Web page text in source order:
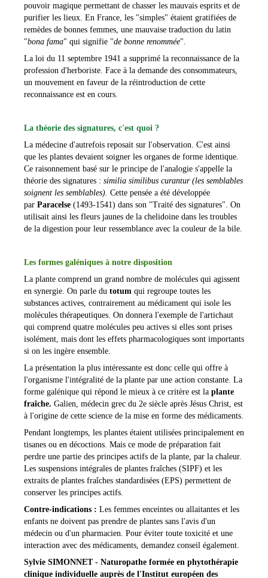
pouvoir magique permettant de chasser les mauvais esprits et de
purifier les lieux. En France, les "simples" étaient gratifiées de
remèdes de bonnes femmes, une mauvaise traduction du latin
"bona fama" qui signifie "de bonne renommée".
La loi du 11 septembre 1941 a supprimé la reconnaissance de la
profession d'herboriste. Face à la demande des consommateurs,
un mouvement en faveur de la réintroduction de cette
reconnaissance est en cours.
La théorie des signatures, c'est quoi ?
La médecine d'autrefois reposait sur l'observation. C'est ainsi
que les plantes devaient soigner les organes de forme identique.
Ce raisonnement basé sur le principe de l'analogie s'appelle la
théorie des signatures : similia similibus curantur (les semblables
soignent les semblables). Cette pensée a été développée
par Paracelse (1493-1541) dans son "Traité des signatures". On
utilisait ainsi les fleurs jaunes de la chelidoine dans les troubles
de la digestion pour leur ressemblance avec la couleur de la bile.
Les formes galéniques à notre disposition
La plante comprend un grand nombre de molécules qui agissent
en synergie. On parle du totum qui regroupe toutes les
substances actives, contrairement au médicament qui isole les
molécules thérapeutiques. On donnera l'exemple de l'artichaut
qui comprend quatre molécules peu actives si elles sont prises
isolément, mais dont les effets pharmacologiques sont importants
si on les ingère ensemble.
La présentation la plus intéressante est donc celle qui offre à
l'organisme l'intégralité de la plante par une action constante. La
forme galénique qui répond le mieux à ce critère est la plante
fraîche. Galien, médecin grec du 2e siècle après Jésus Christ, est
à l'origine de cette science de la mise en forme des médicaments.
Pendant longtemps, les plantes étaient utilisées principalement en
tisanes ou en décoctions. Mais ce mode de préparation fait
perdre une partie des principes actifs de la plante, par la chaleur.
Les suspensions intégrales de plantes fraîches (SIPF) et les
extraits de plantes fraîches standardisées (EPS) permettent de
conserver les principes actifs.
Contre-indications : Les femmes enceintes ou allaitantes et les
enfants ne doivent pas prendre de plantes sans l'avis d'un
médecin ou d'un pharmacien. Pour éviter toute toxicité et une
interaction avec des médicaments, demandez conseil également.
Sylvie SIMONNET - Naturopathe formée en phytothérapie
clinique individuelle auprès de l'Institut européen des